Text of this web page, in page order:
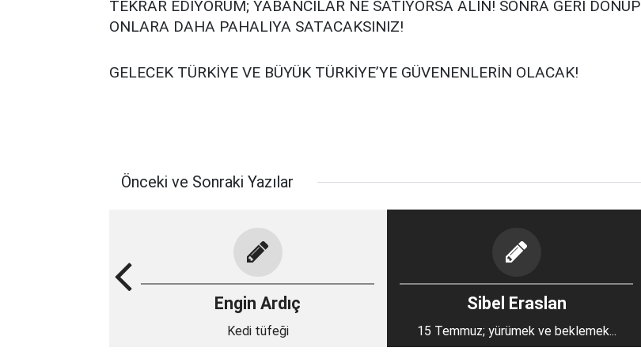
TEKRAR EDİYORUM; YABANCILAR NE SATIYORSA ALIN! SONRA GERİ DÖNÜP
ONLARA DAHA PAHALIYA SATACAKSINIZ!
GELECEK TÜRKİYE VE BÜYÜK TÜRKİYE’YE GÜVENENLERİN OLACAK!
Önceki ve Sonraki Yazılar
Engin Ardıç
Kedi tüfeği
Sibel Eraslan
15 Temmuz; yürümek ve beklemek...